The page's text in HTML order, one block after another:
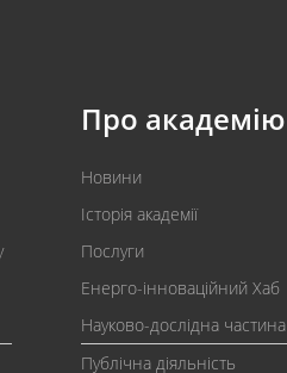
Про академію
Новини
Історія академії
Послуги
Енерго-інноваційний Хаб
Науково-дослідна частина
Публічна діяльність